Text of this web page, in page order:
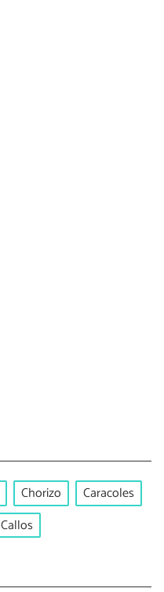
Chorizo
Caracoles
Callos